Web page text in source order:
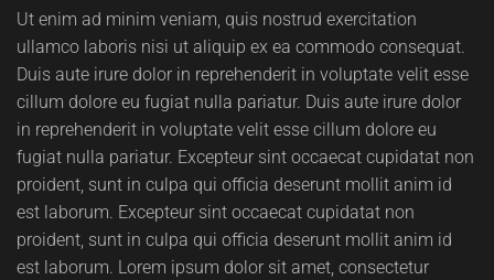
Ut enim ad minim veniam, quis nostrud exercitation
ullamco laboris nisi ut aliquip ex ea commodo consequat.
Duis aute irure dolor in reprehenderit in voluptate velit esse
cillum dolore eu fugiat nulla pariatur. Duis aute irure dolor
in reprehenderit in voluptate velit esse cillum dolore eu
fugiat nulla pariatur. Excepteur sint occaecat cupidatat non
proident, sunt in culpa qui officia deserunt mollit anim id
est laborum. Excepteur sint occaecat cupidatat non
proident, sunt in culpa qui officia deserunt mollit anim id
est laborum. Lorem ipsum dolor sit amet, consectetur